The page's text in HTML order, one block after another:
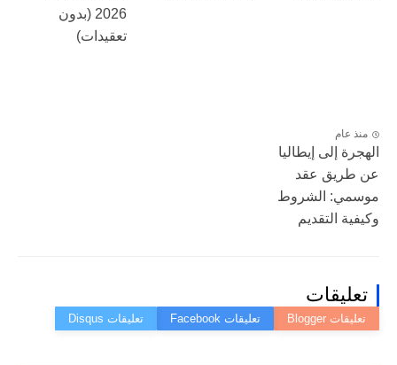
2026 (بدون
تعقيدات)
منذ عام
الهجرة إلى إيطاليا
عن طريق عقد
موسمي: الشروط
وكيفية التقديم
تعليقات